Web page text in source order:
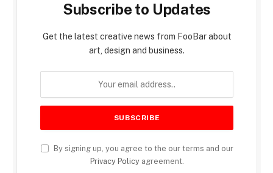
Subscribe to Updates
Get the latest creative news from FooBar about
art, design and business.
By signing up, you agree to the our terms and our
Privacy Policyagreement.